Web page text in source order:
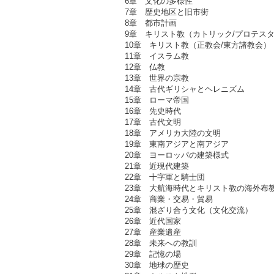
7章 歴史地区と旧市街
8章 都市計画
9章 キリスト教（カトリック/プロテスタ
10章 キリスト教（正教会/東方諸教会）
11章 イスラム教
12章 仏教
13章 世界の宗教
14章 古代ギリシャとヘレニズム
15章 ローマ帝国
16章 先史時代
17章 古代文明
18章 アメリカ大陸の文明
19章 東南アジアと南アジア
20章 ヨーロッパの建築様式
21章 近現代建築
22章 十字軍と騎士団
23章 大航海時代とキリスト教の海外布
24章 商業・交易・貿易
25章 混ざり合う文化（文化交流）
26章 近代国家
27章 産業遺産
28章 未来への教訓
29章 記憶の場
30章 地球の歴史